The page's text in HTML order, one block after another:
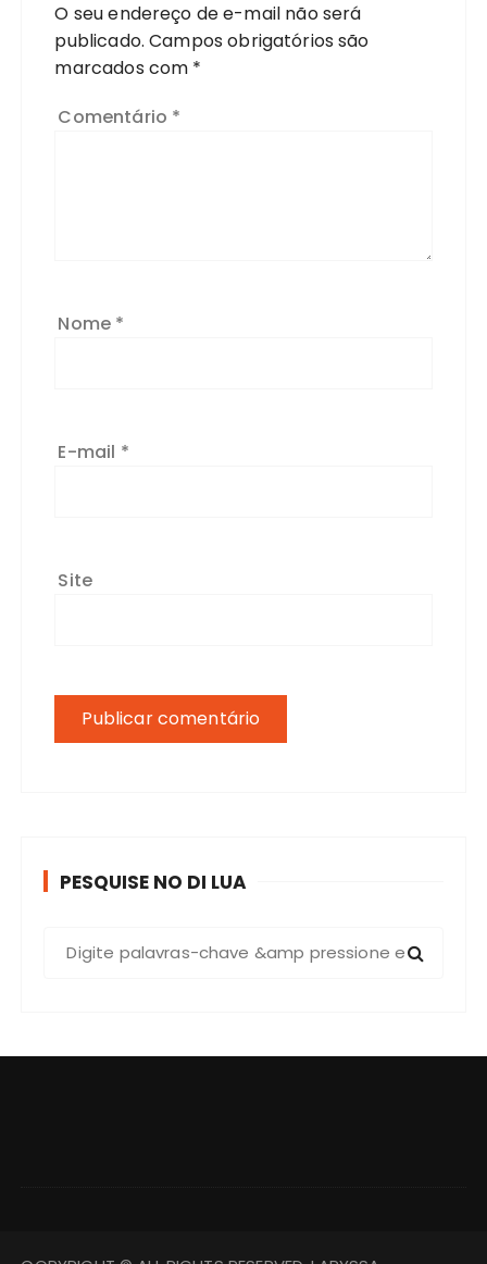
O seu endereço de e-mail não será
publicado. Campos obrigatórios são
marcados com *
Comentário *
Nome *
E-mail *
Site
PESQUISE NO DI LUA